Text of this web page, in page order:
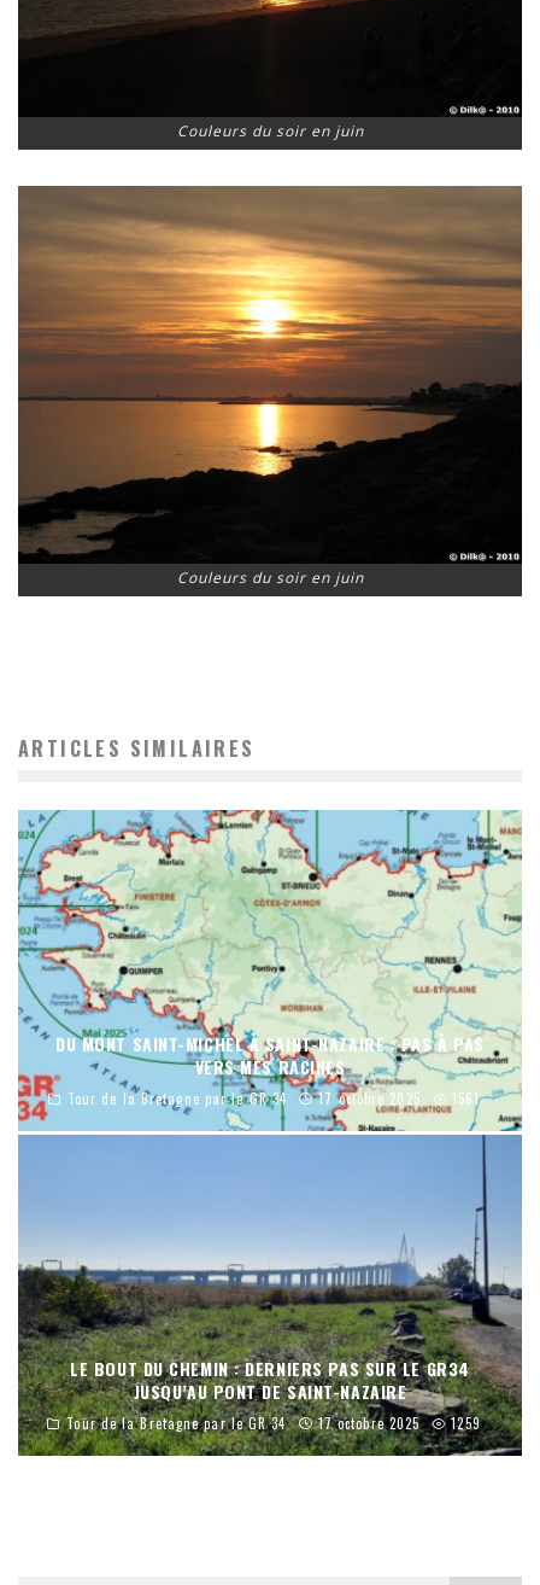
Couleurs du soir en juin
Couleurs du soir en juin
ARTICLES SIMILAIRES
DU MONT SAINT-MICHEL À SAINT-NAZAIRE : PAS À PAS
VERS MES RACINES
Tour de la Bretagne par le GR 34 17 octobre 2025 1561
LE BOUT DU CHEMIN : DERNIERS PAS SUR LE GR34
JUSQU’AU PONT DE SAINT-NAZAIRE
Tour de la Bretagne par le GR 34 17 octobre 2025 1259